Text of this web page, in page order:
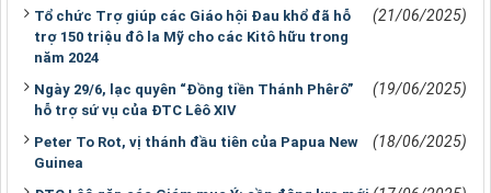
Tổ chức Trợ giúp các Giáo hội Đau khổ đã hỗ
trợ 150 triệu đô la Mỹ cho các Kitô hữu trong
năm 2024
(21/06/2025)
Ngày 29/6, lạc quyên “Đồng tiền Thánh Phêrô”
hỗ trợ sứ vụ của ĐTC Lêô XIV
(19/06/2025)
Peter To Rot, vị thánh đầu tiên của Papua New
Guinea
(18/06/2025)